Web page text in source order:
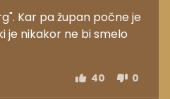
Kar pa župan počne je
je nikakor ne bi smelo
40 0